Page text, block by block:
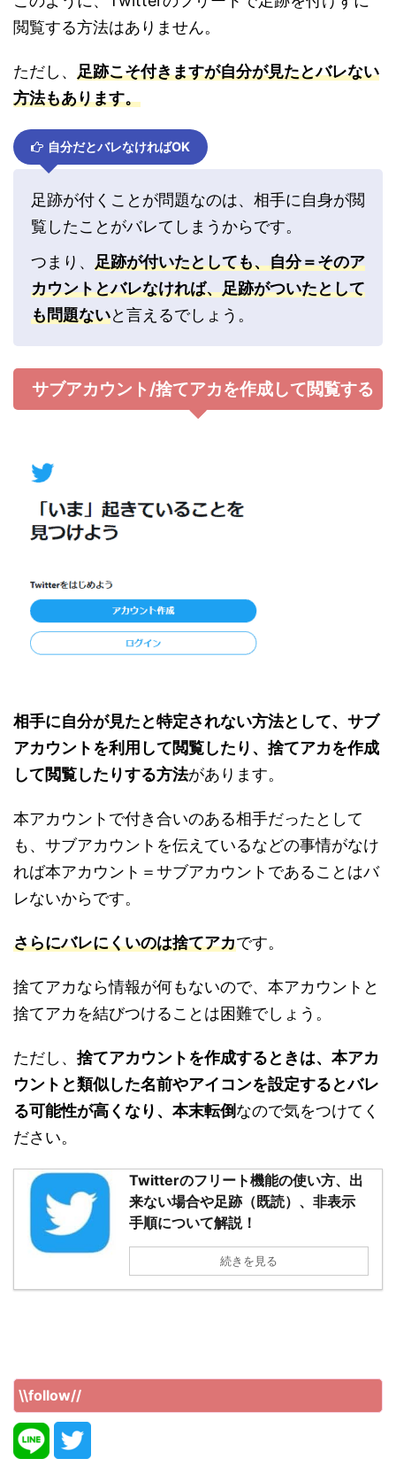
閲覧する方法はありません。
ただし、 足跡こそ付きますが自分が見たとバレない
方法もあります。
自分だとバレなければOK
足跡が付くことが問題なのは、相手に自身が閲
覧したことがバレてしまうからです。
つまり、 足跡が付いたとしても、自分＝そのア
カウントとバレなければ、足跡がついたとして
も問題ないと言えるでしょう。
サブアカウント/捨てアカを作成して閲覧する
相手に自分が見たと特定されない方法として、サブ
アカウントを利用して閲覧したり、捨てアカを作成
して閲覧したりする方法があります。
本アカウントで付き合いのある相手だったとして
も、サブアカウントを伝えているなどの事情がなけ
れば本アカウント＝サブアカウントであることはバ
レないからです。
さらにバレにくいのは捨てアカです。
捨てアカなら情報が何もないので、本アカウントと
捨てアカを結びつけることは困難でしょう。
ただし、 捨てアカウントを作成するときは、本アカ
ウントと類似した名前やアイコンを設定するとバレ
る可能性が高くなり、本末転倒なので気をつけてく
ださい。
Twitterのフリート機能の使い方、出
来ない場合や足跡（既読）、非表示
手順について解説！
続きを見る
\\follow//